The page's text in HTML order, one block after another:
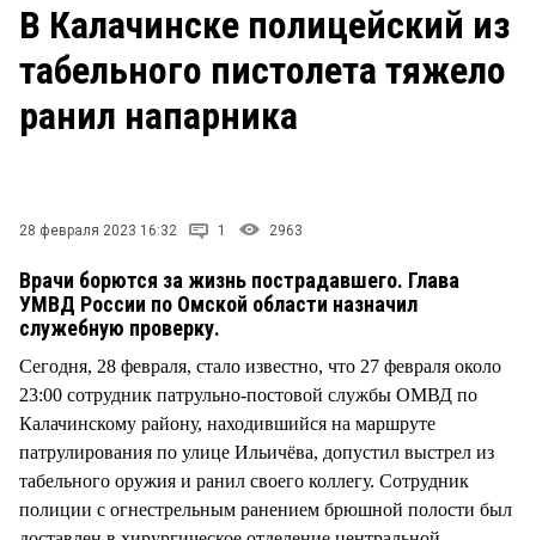
ЗАКОН
НОВОСТИ КОМПАНИЙ
Рейтинги
Блоги
В Калачинске полицейский из
табельного пистолета тяжело
ранил напарника
28 февраля 2023 16:32 1 2963
Врачи борются за жизнь пострадавшего. Глава
УМВД России по Омской области назначил
служебную проверку.
Сегодня, 28 февраля, стало известно, что 27 февраля около
23:00 сотрудник патрульно-постовой службы ОМВД по
Калачинскому району, находившийся на маршруте
патрулирования по улице Ильичёва, допустил выстрел из
табельного оружия и ранил своего коллегу. Сотрудник
полиции с огнестрельным ранением брюшной полости был